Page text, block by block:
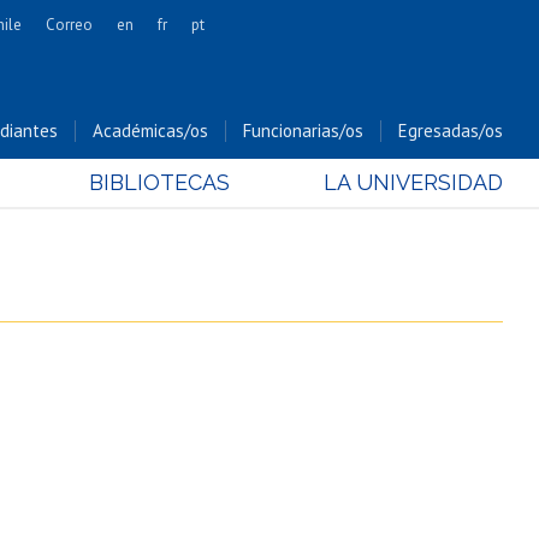
Cs. Forestales y Conservación
Cs. Sociales
Correo en fr pt
Académicas/os Funcionarias/os Egresadas/os
BIBLIOTECAS LA UNIVERSIDAD